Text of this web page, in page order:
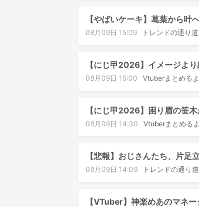
【やばいケーキ】葛葉から
08月09日 15:09 トレンドの通り道
【にじ甲2026】イメージよ
08月09日 15:00 Vtuberまとめる
【にじ甲2026】困り眉の笹
08月09日 14:30 Vtuberまとめる
【悲報】おじさんたち、片足
08月09日 14:09 トレンドの通り道
【VTuber】神楽めあのマネ